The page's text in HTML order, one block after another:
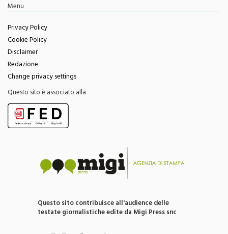
Menu
Privacy Policy
Cookie Policy
Disclaimer
Redazione
Change privacy settings
Questo sito è associato alla
Questo sito contribuisce all'audience delle
testate giornalistiche edite da Migi Press snc